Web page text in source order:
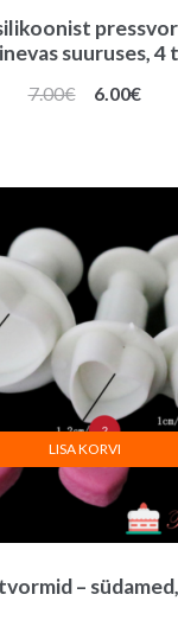
suuruses, 4
7.00€
Algne
6.00€
–
LISA KORVI